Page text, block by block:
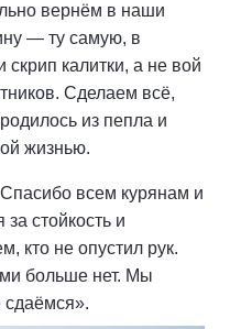
вернём в наши
— ту самую, в
калитки, а не вой
Сделаем всё,
из пепла и
жизнью.
всем курянам и
стойкость и
кто не опустил рук.
больше нет. Мы